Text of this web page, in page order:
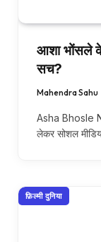
आशा भोंसले
सच?
Mahendra Sahu
Asha Bhosle
लेकर सोशल
फ़िल्मी दुनिया